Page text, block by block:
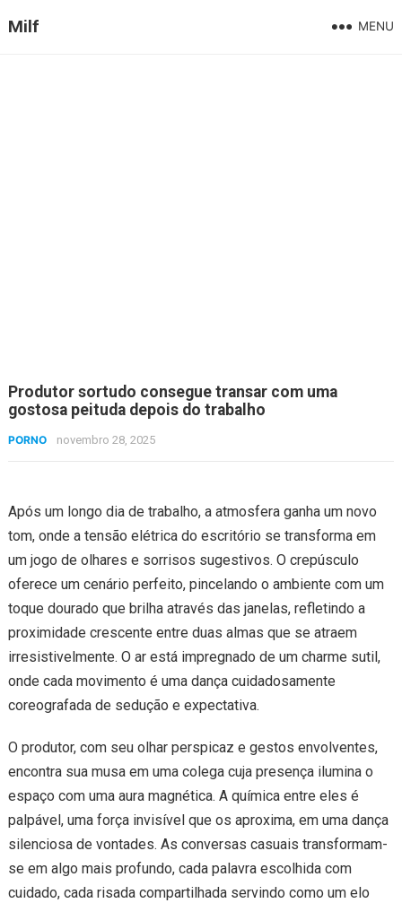
Milf MENU
Produtor sortudo consegue transar com uma
gostosa peituda depois do trabalho
PORNO novembro 28, 2025
Após um longo dia de trabalho, a atmosfera ganha um novo
tom, onde a tensão elétrica do escritório se transforma em
um jogo de olhares e sorrisos sugestivos. O crepúsculo
oferece um cenário perfeito, pincelando o ambiente com um
toque dourado que brilha através das janelas, refletindo a
proximidade crescente entre duas almas que se atraem
irresistivelmente. O ar está impregnado de um charme sutil,
onde cada movimento é uma dança cuidadosamente
coreografada de sedução e expectativa.
O produtor, com seu olhar perspicaz e gestos envolventes,
encontra sua musa em uma colega cuja presença ilumina o
espaço com uma aura magnética. A química entre eles é
palpável, uma força invisível que os aproxima, em uma dança
silenciosa de vontades. As conversas casuais transformam-
se em algo mais profundo, cada palavra escolhida com
cuidado, cada risada compartilhada servindo como um elo